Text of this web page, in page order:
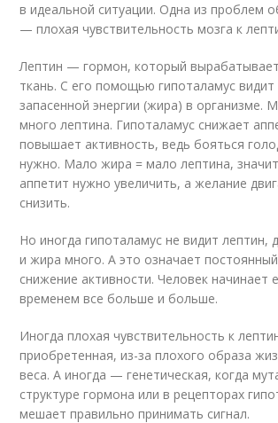
в идеальной ситуации. Одна из проблем
— плохая чувствительность мозга к
Лептин — гормон, который
ткань. С его помощью гипоталамус видит
запасенной энергии (жира) в организме.
много лептина. Гипоталамус снижает
повышает активность, ведь бояться
нужно. Мало жира = мало лептина,
аппетит нужно увеличить, а желание
снизить.
Но иногда гипоталамус не видит лептин,
и жира много. А это означает
снижение активности. Человек начинает
временем все больше и больше.
Иногда плохая чувствительность к
приобретенная, из-за плохого образа
веса. А иногда — генетическая, когда
структуре гормона или в рецепторах
мешает правильно принимать сигнал.